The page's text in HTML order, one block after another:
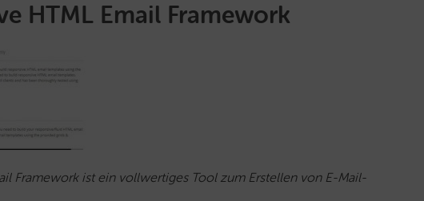
HTML Email Framework
Framework ist ein vollwertiges Tool zum Erstellen von E-Mail-